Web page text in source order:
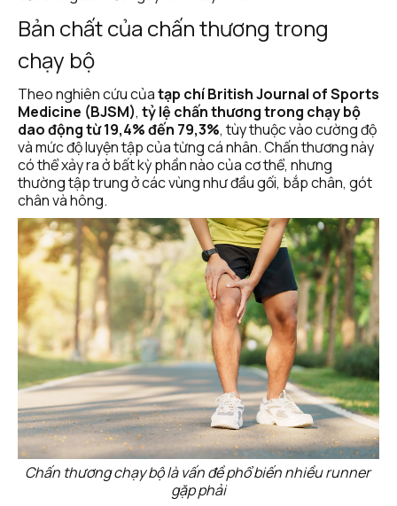
Bản chất của chấn thương trong
chạy bộ
Theo nghiên cứu của tạp chí British Journal of Sports
Medicine (BJSM), tỷ lệ chấn thương trong chạy bộ
dao động từ 19,4% đến 79,3%, tùy thuộc vào cường độ
và mức độ luyện tập của từng cá nhân. Chấn thương này
có thể xảy ra ở bất kỳ phần nào của cơ thể, nhưng
thường tập trung ở các vùng như đầu gối, bắp chân, gót
chân và hông.
Chấn thương chạy bộ là vấn đề phổ biến nhiều runner
gặp phải